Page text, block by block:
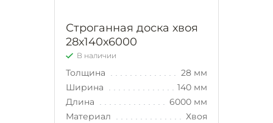
Строганная доска хвоя
28х140х6000
В наличии
Толщина
28 мм
Ширина
140 мм
Длина
6000 мм
Материал
Хвоя